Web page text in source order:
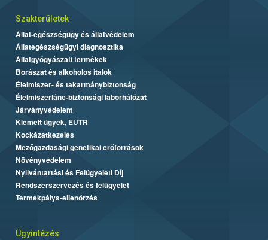
Szakterületek
Állat-egészségügy és állatvédelem
Állategészségügyi diagnosztika
Állatgyógyászati termékek
Borászat és alkoholos italok
Élelmiszer- és takarmánybiztonság
Élelmiszerlánc-biztonsági laborhálózat
Járványvédelem
Kiemelt ügyek, EUTR
Kockázatkezelés
Mezőgazdasági genetikai erőforrások
Növényvédelem
Nyilvántartási és Felügyeleti Díj
Rendszerszervezés és felügyelet
Termékpálya-ellenőrzés
Ügyintézés